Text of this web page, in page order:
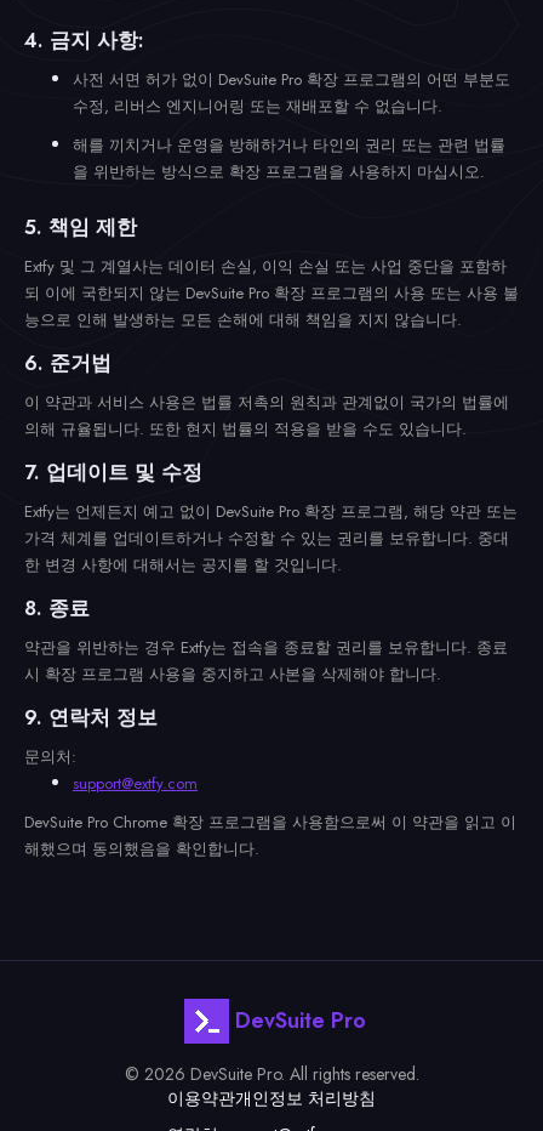
4. 금지 사항:
사전 서면 허가 없이 DevSuite Pro 확장 프로그램의 어떤 부분도
수정, 리버스 엔지니어링 또는 재배포할 수 없습니다.
해를 끼치거나 운영을 방해하거나 타인의 권리 또는 관련 법률
을 위반하는 방식으로 확장 프로그램을 사용하지 마십시오.
5. 책임 제한
Extfy 및 그 계열사는 데이터 손실, 이익 손실 또는 사업 중단을 포함하
되 이에 국한되지 않는 DevSuite Pro 확장 프로그램의 사용 또는 사용 불
능으로 인해 발생하는 모든 손해에 대해 책임을 지지 않습니다.
6. 준거법
이 약관과 서비스 사용은 법률 저촉의 원칙과 관계없이 국가의 법률에
의해 규율됩니다. 또한 현지 법률의 적용을 받을 수도 있습니다.
7. 업데이트 및 수정
Extfy는 언제든지 예고 없이 DevSuite Pro 확장 프로그램, 해당 약관 또는
가격 체계를 업데이트하거나 수정할 수 있는 권리를 보유합니다. 중대
한 변경 사항에 대해서는 공지를 할 것입니다.
8. 종료
약관을 위반하는 경우 Extfy는 접속을 종료할 권리를 보유합니다. 종료
시 확장 프로그램 사용을 중지하고 사본을 삭제해야 합니다.
9. 연락처 정보
문의처:
support@extfy.com
DevSuite Pro Chrome 확장 프로그램을 사용함으로써 이 약관을 읽고 이
해했으며 동의했음을 확인합니다.
DevSuite Pro
© 2026 DevSuite Pro. All rights reserved.
이용약관개인정보 처리방침